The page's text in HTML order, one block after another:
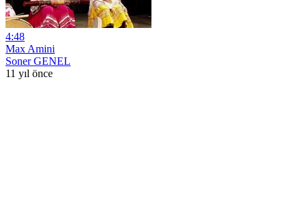
4:48
Max Amini
Soner GENEL
11 yıl önce